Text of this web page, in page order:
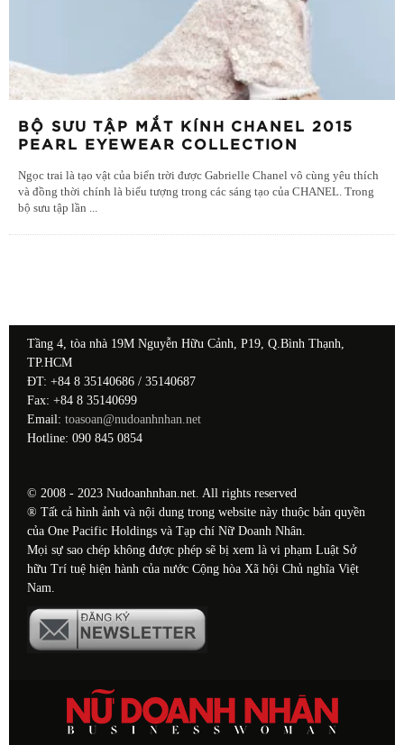
BỘ SƯU TẬP MẮT KÍNH CHANEL 2015
PEARL EYEWEAR COLLECTION
Ngọc trai là tạo vật của biển trời được Gabrielle Chanel vô cùng yêu thích
và đồng thời chính là biểu tượng trong các sáng tạo của CHANEL. Trong
bộ sưu tập lần ...
Tầng 4, tòa nhà 19M Nguyễn Hữu Cảnh, P19, Q.Bình Thạnh,
TP.HCM
ĐT: +84 8 35140686 / 35140687
Fax: +84 8 35140699
Email: toasoan@nudoanhnhan.net
Hotline: 090 845 0854
© 2008 - 2023 Nudoanhnhan.net. All rights reserved
® Tất cả hình ảnh và nội dung trong website này thuộc bản quyền
của One Pacific Holdings và Tạp chí Nữ Doanh Nhân.
Mọi sự sao chép không được phép sẽ bị xem là vi phạm Luật Sở
hữu Trí tuệ hiện hành của nước Cộng hòa Xã hội Chủ nghĩa Việt
Nam.